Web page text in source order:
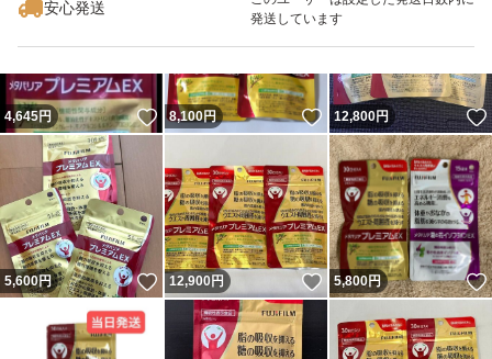
安心発送
発送しています
4,645円 いいね！
8,100円 いいね！
12,800円
5,600円 いいね！
12,900円 いいね！
5,800円